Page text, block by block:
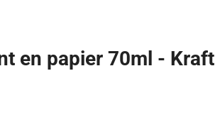
en papier 70ml - Kraft